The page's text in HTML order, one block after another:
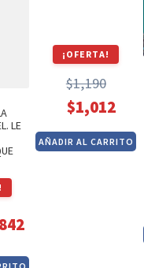
LE
842
¡OFERTA!
$1,190
El
original
$1,012
El
actual
AÑADIR AL CARRITO